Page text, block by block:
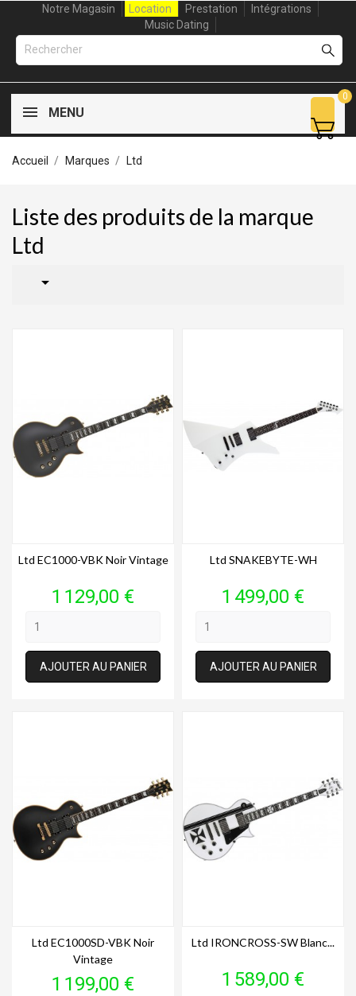
Notre Magasin Location Prestation
Intégrations
Music Dating
MENU
0
Accueil Marques Ltd
Liste des produits de la marque
Ltd

Ltd EC1000-VBK Noir Vintage
Prix
1 129,00 €
AJOUTER AU PANIER
Ltd SNAKEBYTE-WH
Prix
1 499,00 €
AJOUTER AU PANIER
Ltd EC1000SD-VBK Noir
Vintage
Prix
1 199,00 €
Ltd IRONCROSS-SW Blanc...
Prix
1 589,00 €